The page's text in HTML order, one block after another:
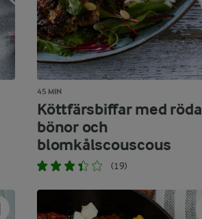
45 MIN
Köttfärsbiffar med röda
bönor och
blomkålscouscous
(19)